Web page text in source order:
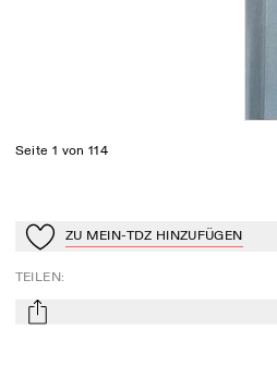
Seite 1 von 114
Zu Mein-TdZ hinzufügen
ZU MEIN-TDZ HINZUFÜGEN
TEILEN:
mail